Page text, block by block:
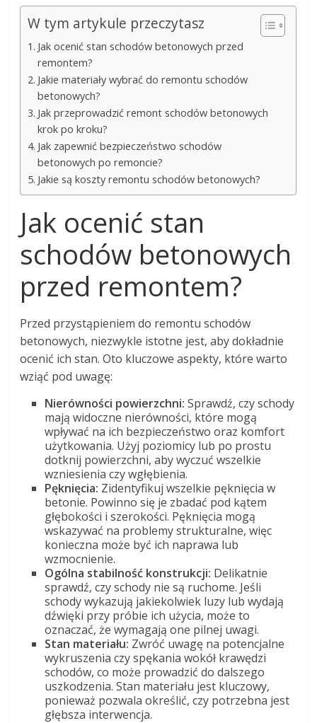
W tym artykule przeczytasz
Jak ocenić stan schodów betonowych przed
remontem?
Jakie materiały wybrać do remontu schodów
betonowych?
Jak przeprowadzić remont schodów betonowych
krok po kroku?
Jak zapewnić bezpieczeństwo schodów
betonowych po remoncie?
Jakie są koszty remontu schodów betonowych?
Jak ocenić stan
schodów betonowych
przed remontem?
Przed przystąpieniem do remontu schodów
betonowych, niezwykle istotne jest, aby dokładnie
ocenić ich stan. Oto kluczowe aspekty, które warto
wziąć pod uwagę:
Nierówności powierzchni: Sprawdź, czy schody
mają widoczne nierówności, które mogą
wpływać na ich bezpieczeństwo oraz komfort
użytkowania. Użyj poziomicy lub po prostu
dotknij powierzchni, aby wyczuć wszelkie
wzniesienia czy wgłębienia.
Pęknięcia: Zidentyfikuj wszelkie pęknięcia w
betonie. Powinno się je zbadać pod kątem
głębokości i szerokości. Pęknięcia mogą
wskazywać na problemy strukturalne, więc
konieczna może być ich naprawa lub
wzmocnienie.
Ogólna stabilność konstrukcji: Delikatnie
sprawdź, czy schody nie są ruchome. Jeśli
schody wykazują jakiekolwiek luzy lub wydają
dźwięki przy próbie ich użycia, może to
oznaczać, że wymagają one pilnej uwagi.
Stan materiału: Zwróć uwagę na potencjalne
wykruszenia czy spękania wokół krawędzi
schodów, co może prowadzić do dalszego
uszkodzenia. Stan materiału jest kluczowy,
ponieważ pozwala określić, czy potrzebna jest
głębsza interwencja.